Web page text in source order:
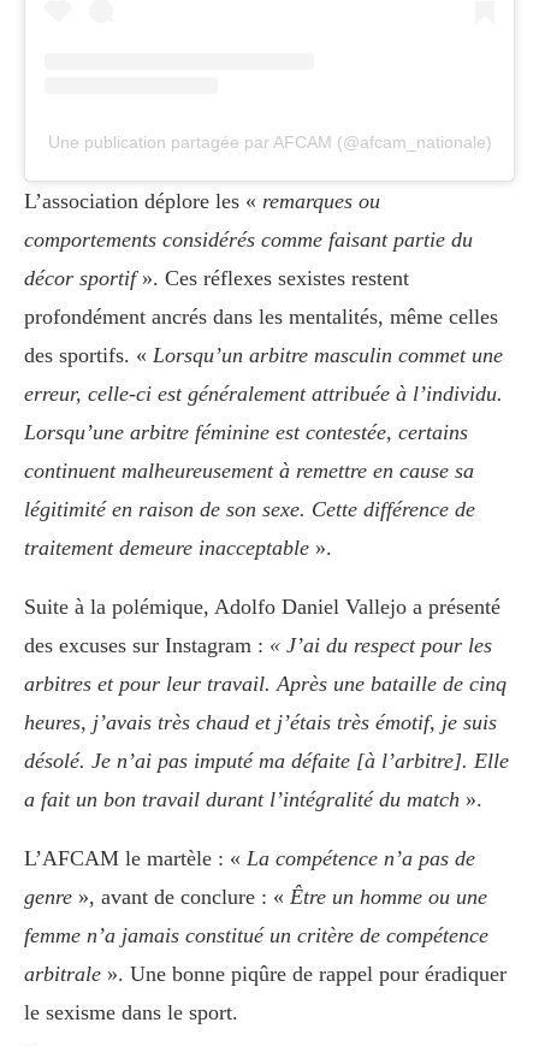
Une publication partagée par AFCAM (@afcam_nationale)
L’association déplore les « remarques ou
comportements considérés comme faisant partie du
décor sportif ». Ces réflexes sexistes restent
profondément ancrés dans les mentalités, même celles
des sportifs. « Lorsqu’un arbitre masculin commet une
erreur, celle-ci est généralement attribuée à l’individu.
Lorsqu’une arbitre féminine est contestée, certains
continuent malheureusement à remettre en cause sa
légitimité en raison de son sexe. Cette différence de
traitement demeure inacceptable ».
Suite à la polémique, Adolfo Daniel Vallejo a présenté
des excuses sur Instagram : « J’ai du respect pour les
arbitres et pour leur travail. Après une bataille de cinq
heures, j’avais très chaud et j’étais très émotif, je suis
désolé. Je n’ai pas imputé ma défaite [à l’arbitre]. Elle
a fait un bon travail durant l’intégralité du match ».
L’AFCAM le martèle : « La compétence n’a pas de
genre », avant de conclure : « Être un homme ou une
femme n’a jamais constitué un critère de compétence
arbitrale ». Une bonne piqûre de rappel pour éradiquer
le sexisme dans le sport.